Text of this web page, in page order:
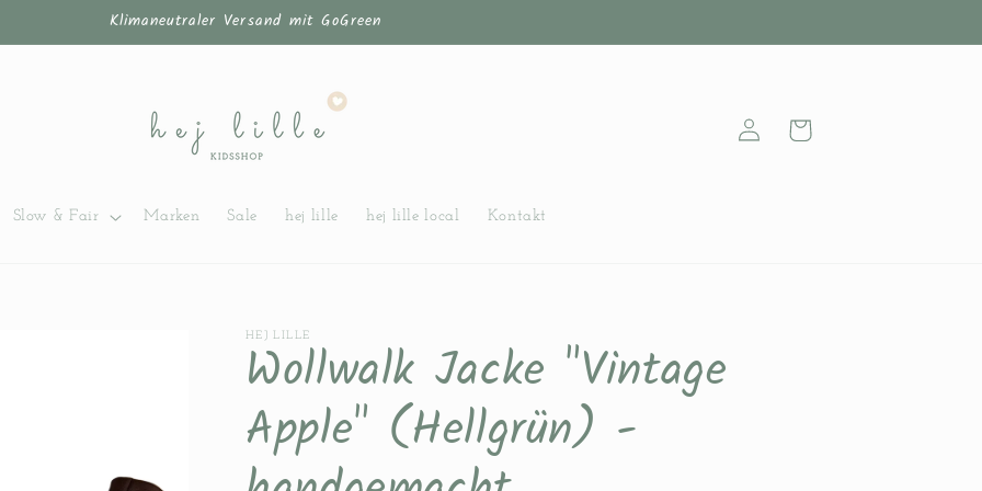
Klimaneutraler Versand mit GoGreen
Slow & Fair Marken Sale hej lille hej lille local Kontakt
EinloggenWarenkorb
HEJ LILLE
Wollwalk Jacke "Vintage
Apple" (Hellgrün) -